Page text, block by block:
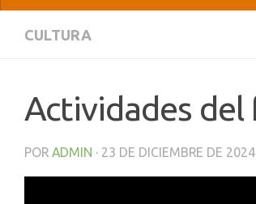
CULTURA
Actividades del
POR ADMIN · 23 DE DICIEMBRE DE 2024